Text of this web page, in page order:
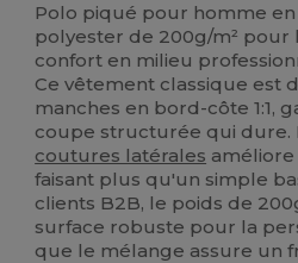
Polo piqué pour homme
polyester de 200g/m² pour
confort en milieu
Ce vêtement classique est
manches en bord-côte 1:1,
coupe structurée qui dure.
coutures latérales
faisant plus qu'un simple
clients B2B, le poids de
surface robuste pour la
que le mélange assure un